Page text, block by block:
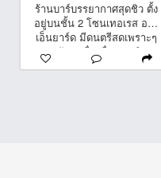
ร้านบาร์บรรยากาศสุดชิว ตั้ง
อยู่บนชั้น 2 โซนเทอเรส อาร์
เอ็นยาร์ด มีดนตรีสดเพราะๆ
ทุกวัน เครื่องดื่มทุกชนิด
หลากหลายสไตล์ น้องๆน่ารัก